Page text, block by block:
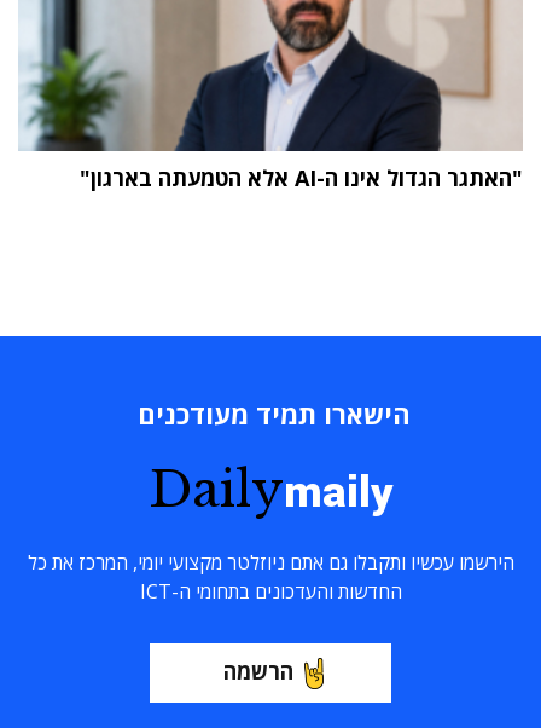
"האתגר הגדול אינו ה-AI אלא הטמעתה בארגון"
הישארו תמיד מעודכנים
Dailymaily
הירשמו עכשיו ותקבלו גם אתם ניוזלטר מקצועי יומי, המרכז את כל
החדשות והעדכונים בתחומי ה-ICT
הרשמה